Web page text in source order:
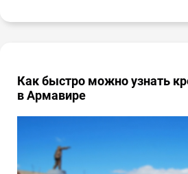
Как быстро можно узнать
в Армавире